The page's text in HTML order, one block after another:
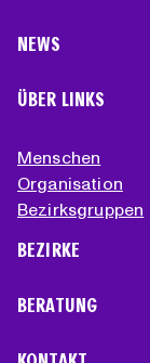
NEWS
ÜBER LINKS
Menschen
Organisation
Bezirksgruppen
BEZIRKE
BERATUNG